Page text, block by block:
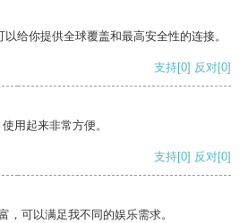
给你提供全球覆盖和最高安全性的连接。
支持[0] 反对[0]
用起来非常方便。
支持[0] 反对[0]
，可以满足我不同的娱乐需求。